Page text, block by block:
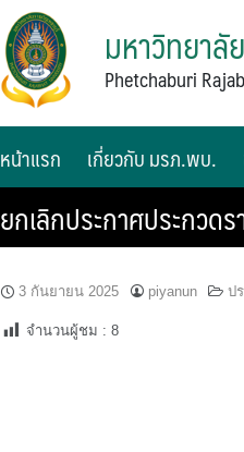
มหาวิทยาลั
Phetchaburi
หน้าแรก เกี่ยวกับ มรภ.พบ.
ยกเลิกประกาศประกวด
3 กันยายน 2025 piyanun ป
จำนวนผู้ชม : 8